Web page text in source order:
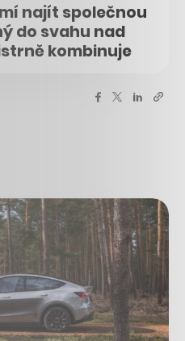
najít společnou
do svahu nad
kombinuje